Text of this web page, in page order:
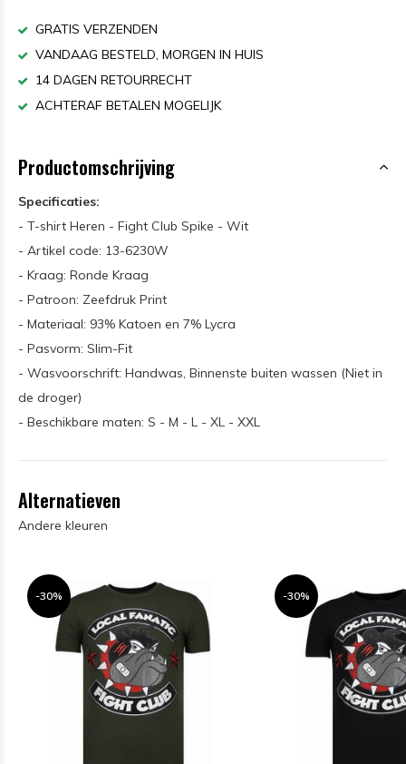
GRATIS VERZENDEN
VANDAAG BESTELD, MORGEN IN HUIS
14 DAGEN RETOURRECHT
ACHTERAF BETALEN MOGELIJK
Productomschrijving
Specificaties:
- T-shirt Heren - Fight Club Spike - Wit
- Artikel code: 13-6230W
- Kraag: Ronde Kraag
- Patroon: Zeefdruk Print
- Materiaal: 93% Katoen en 7% Lycra
- Pasvorm: Slim-Fit
- Wasvoorschrift: Handwas, Binnenste buiten wassen (Niet in
de droger)
- Beschikbare maten: S - M - L - XL - XXL
Alternatieven
Andere kleuren
-30% -30%